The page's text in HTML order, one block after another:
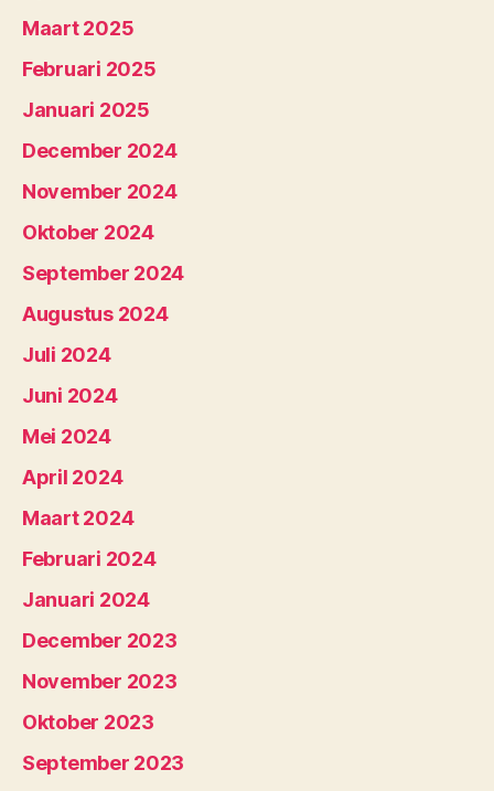
Maart 2025
Februari 2025
Januari 2025
December 2024
November 2024
Oktober 2024
September 2024
Augustus 2024
Juli 2024
Juni 2024
Mei 2024
April 2024
Maart 2024
Februari 2024
Januari 2024
December 2023
November 2023
Oktober 2023
September 2023